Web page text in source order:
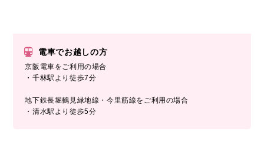
電車でお越しの方
京阪電車をご利用の場合
・千林駅より徒歩7分
地下鉄長堀鶴見緑地線・今里筋線をご利用の場合
・清水駅より徒歩5分